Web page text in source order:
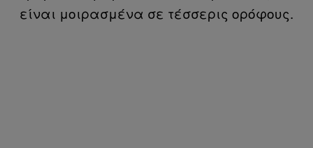
είναι μοιρασμένα σε τέσσερις ορόφους.